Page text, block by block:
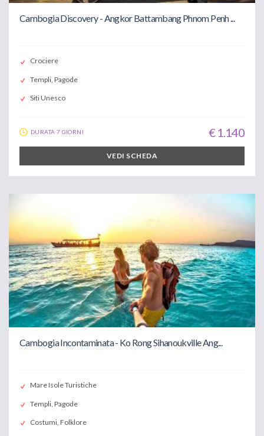
Cambogia Discovery - Angkor Battambang Phnom Penh ...
Crociere
Templi, Pagode
Siti Unesco
DURATA 7 GIORNI € 1.140
VEDI SCHEDA
Cambogia Incontaminata - Ko Rong Sihanoukville Ang...
Mare Isole Turistiche
Templi, Pagode
Costumi, Folklore